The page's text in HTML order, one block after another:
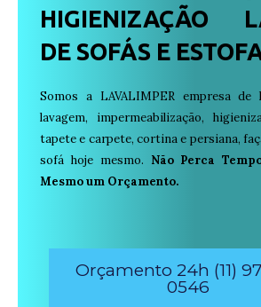
HIGIENIZAÇÃO
DE SOFÁS E
Somos a LAVALIMPER empresa de
lavagem, impermeabilização,
tapete e carpete, cortina e persiana,
sofá hoje mesmo. Não Perca
Mesmo um Orçamento.
Orçamento 24h (11)
0546